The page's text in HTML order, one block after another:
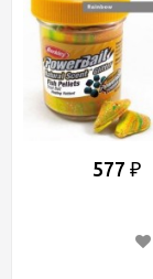
577 ₽